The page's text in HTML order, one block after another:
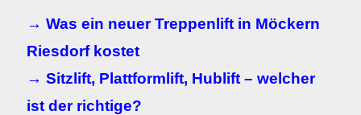
→ Was ein neuer Treppenlift in Möckern
Riesdorf kostet
→ Sitzlift, Plattformlift, Hublift – welcher
ist der richtige?